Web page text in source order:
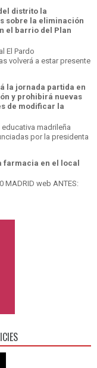
distrito la
sobre la eliminación
el barrio del Plan
El Pardo
volverá a estar presente
la jornada partida en
y prohibirá nuevas
de modificar la
madrileña
por la presidenta
farmacia en el local
MADRID web ANTES: